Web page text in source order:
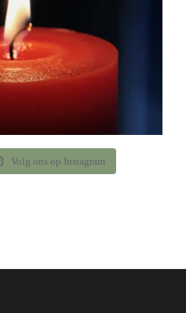
Volg ons op Instagram